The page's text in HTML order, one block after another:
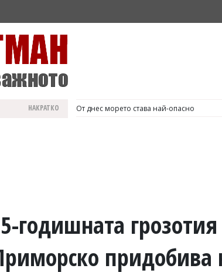
НАКРАТКО България е №1 в ЕС по пушене на цигари
годишната
придобива